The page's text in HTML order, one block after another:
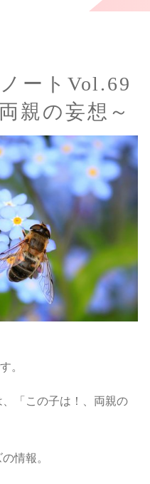
ートVol.69
親の妄想～
。
「この子は！、両親の
情報。